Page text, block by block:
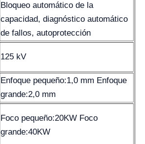
Bloqueo automático de la
capacidad, diagnóstico automático
de fallos, autoprotección
125 kV
Enfoque pequeño:1,0 mm Enfoque
grande:2,0 mm
Foco pequeño:20KW Foco
grande:40KW